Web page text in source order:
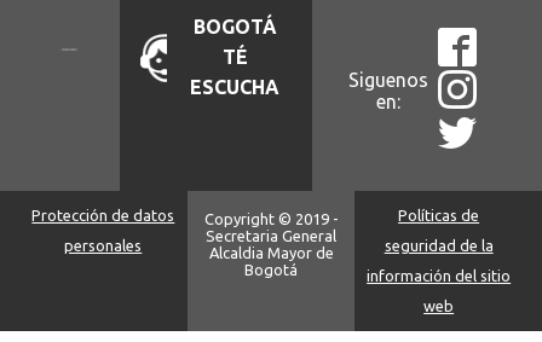
BOGOTÁ
TÉ
ESCUCHA
Siguenos
en:
Protección de datos
personales
Copyright © 2019 -
Secretaria General
Alcaldia Mayor de
Bogotá
Políticas de
seguridad de la
información del sitio
web